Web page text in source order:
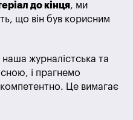
до кінця, ми
що він був корисним
журналістська та
і прагнемо
компетентно. Це вимагає